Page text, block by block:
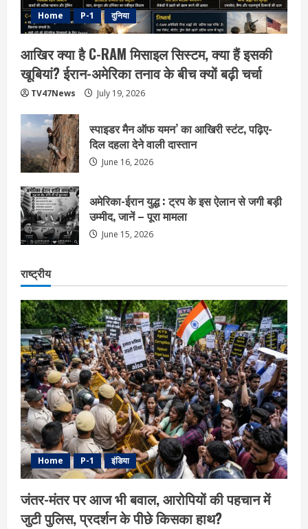
Home P-1 दुनिया
आखिर क्या है C-RAM मिसाइल सिस्टम, क्या हैं इसकी
खूबियां? ईरान-अमेरिका तनाव के बीच क्यों बढ़ी चर्चा
TV47News July 19, 2026
स्पाइडर मैन ऑफ यमन’ का आखिरी स्टंट, पढ़िए-
दिल दहला देने वाली दास्तान
June 16, 2026
अमेरिका-ईरान युद्ध : ट्रप के इस ऐलान से जगी बड़ी
उम्मीद, जानें – पूरा मामला
June 15, 2026
राष्ट्रीय
Home P-1 इंडिया
जंतर-मंतर पर आज भी बवाल, आरोपियों की पहचान में
जुटी पुलिस, प्रदर्शन के पीछे किसका हाथ?